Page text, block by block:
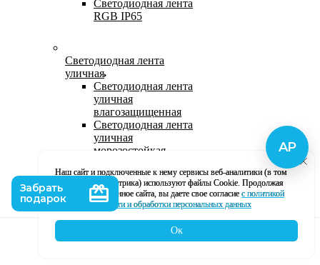
Светодиодная лента
RGB IP65
Светодиодная лента
уличная
Светодиодная лента
уличная
влагозащищенная
Светодиодная лента
уличная
морозостойкая
светодиодная лента
220В
Светодиодная лента
уличная в силиконе
Наш сайт и подключенные к нему сервисы веб-аналитики (в том
числе, Яндекс Метрика) используют файлы Cookie. Продолжая
использование данное сайта, вы даете свое согласие с политикой
кофиденциальности и обработки персональных данных
Ок